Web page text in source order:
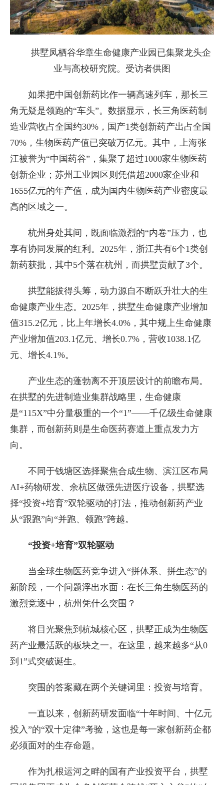
拱墅凤栖谷华章生命健康产业园已集聚龙头企
业与高校研究院。受访者供图
如果把中国创新药比作一辆高速列车，那长三
角无疑是领跑的“车头”。数据显示，长三角医药制
造业营收占全国约30%，国产1类创新药产出占全国
70%，生物医药产值已突破万亿元。其中，上海张
江被誉为“中国药谷”，集聚了超过1000家生物医药
创新企业；苏州工业园区则凭借超2000家企业和
1655亿元的年产值，成为国内生物医药产业密度最
高的区域之一。
杭州身处其间，既面临激烈的“内卷”压力，也
享有协同发展的红利。2025年，浙江共有6个1类创
新药获批，其中5个落在杭州，而拱墅贡献了3个。
拱墅能拔得头筹，动力源自不断跃升壮大的生
命健康产业生态。2025年，拱墅生命健康产业增加
值315.2亿元，比上年增长4.0%，其中规上生命健康
产业增加值203.1亿元、增长0.7%，营收1038.1亿
元、增长4.1%。
产业生态的蓬勃离不开顶层设计的前瞻布局。
在拱墅的先进制造业集群战略里，生命健康
是“115X”中分量极重的一个“1”——千亿级生命健康
集群，而创新药则是生命医药赛道上重点发力方
向。
不同于钱塘区选择聚焦合成生物、滨江区布局
AI+药物研发、余杭区做强先进医疗设备，拱墅选
择“投资+培育”双轮驱动的打法，推动创新药产业
从“跟跑”向“并跑、领跑”跨越。
“投资+培育”双轮驱动
当全球生物医药竞争进入“拼体系、拼生态”的
新阶段，一个问题浮出水面：在长三角生物医药的
激烈竞逐中，杭州凭什么突围？
将目光聚焦到杭城核心区，拱墅正成为生物医
药产业最活跃的板块之一。在这里，越来越多“从0
到1”式突破诞生。
突围的答案藏在两个关键词里：投资与培育。
一直以来，创新药研发面临“十年时间、十亿元
投入”的“双十定律”考验，这也是每一家创新药企都
必须面对的生存命题。
作为扎根运河之畔的国有产业投资平台，拱墅